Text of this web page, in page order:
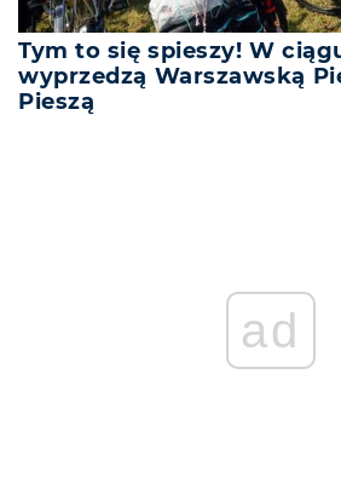
Tym to się spieszy! W
wyprzedzą Warszawską
Pieszą
ad